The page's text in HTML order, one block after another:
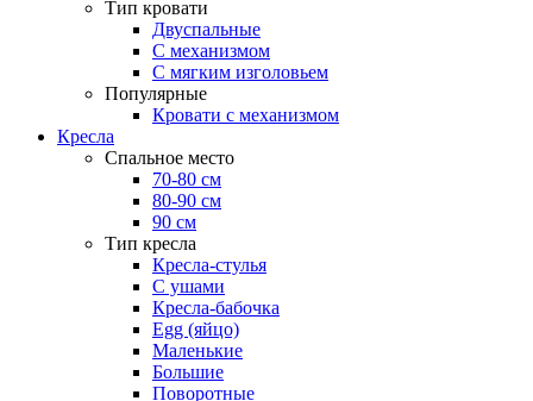
Тип кровати
Двуспальные
С механизмом
С мягким изголовьем
Популярные
Кровати с механизмом
Кресла
Спальное место
70-80 см
80-90 см
90 см
Тип кресла
Кресла-стулья
С ушами
Кресла-бабочка
Egg (яйцо)
Маленькие
Большие
Поворотные